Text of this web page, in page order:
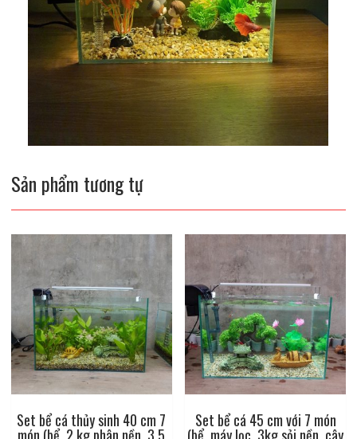
Sản phẩm tương tự
Set bể cá thủy sinh 40 cm 7 Set bể cá 45 cm với 7 món